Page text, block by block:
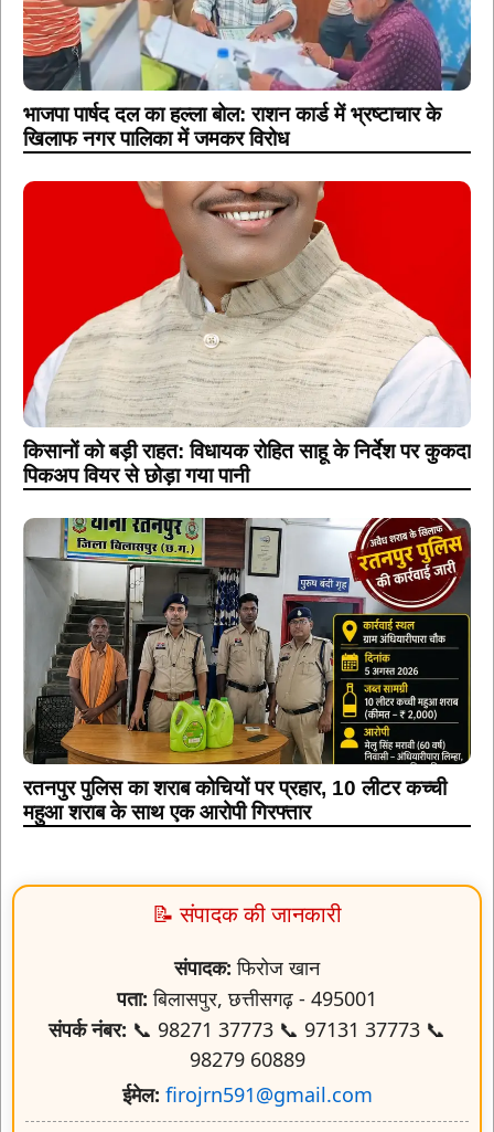
भाजपा पार्षद दल का हल्ला बोल: राशन कार्ड में भ्रष्टाचार के
खिलाफ नगर पालिका में जमकर विरोध
किसानों को बड़ी राहत: विधायक रोहित साहू के निर्देश पर कुकदा
पिकअप वियर से छोड़ा गया पानी
रतनपुर पुलिस का शराब कोचियों पर प्रहार, 10 लीटर कच्ची
महुआ शराब के साथ एक आरोपी गिरफ्तार
📝 संपादक की जानकारी
संपादक: फिरोज खान
पता: बिलासपुर, छत्तीसगढ़ - 495001
संपर्क नंबर: 📞 98271 37773 📞 97131 37773 📞
98279 60889
ईमेल: firojrn591@gmail.com